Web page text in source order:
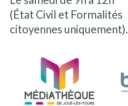
(État Civil et Formalités
citoyennes uniquement).